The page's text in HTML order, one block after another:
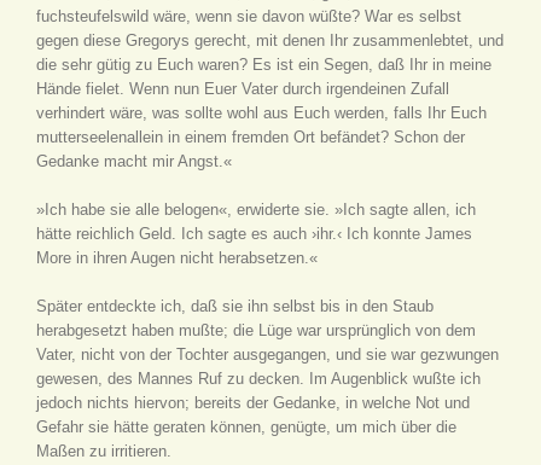
fuchsteufelswild wäre, wenn sie davon wüßte? War es selbst
gegen diese Gregorys gerecht, mit denen Ihr zusammenlebtet, und
die sehr gütig zu Euch waren? Es ist ein Segen, daß Ihr in meine
Hände fielet. Wenn nun Euer Vater durch irgendeinen Zufall
verhindert wäre, was sollte wohl aus Euch werden, falls Ihr Euch
mutterseelenallein in einem fremden Ort befändet? Schon der
Gedanke macht mir Angst.«
»Ich habe sie alle belogen«, erwiderte sie. »Ich sagte allen, ich
hätte reichlich Geld. Ich sagte es auch ›ihr.‹ Ich konnte James
More in ihren Augen nicht herabsetzen.«
Später entdeckte ich, daß sie ihn selbst bis in den Staub
herabgesetzt haben mußte; die Lüge war ursprünglich von dem
Vater, nicht von der Tochter ausgegangen, und sie war gezwungen
gewesen, des Mannes Ruf zu decken. Im Augenblick wußte ich
jedoch nichts hiervon; bereits der Gedanke, in welche Not und
Gefahr sie hätte geraten können, genügte, um mich über die
Maßen zu irritieren.